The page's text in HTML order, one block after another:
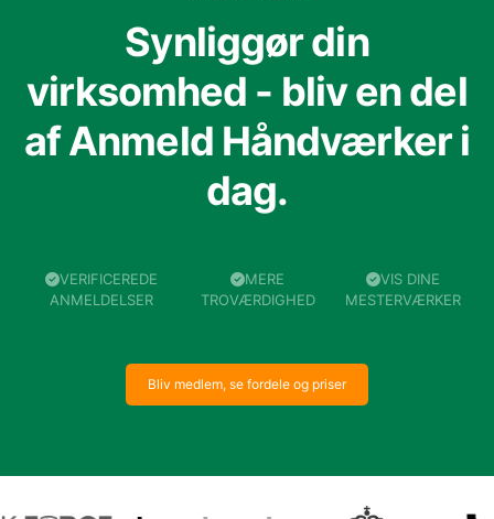
Synliggør din
virksomhed - bliv en del
af Anmeld Håndværker i
dag.
VERIFICEREDE
ANMELDELSER
MERE
TROVÆRDIGHED
VIS DINE
MESTERVÆRKER
Bliv medlem, se fordele og priser